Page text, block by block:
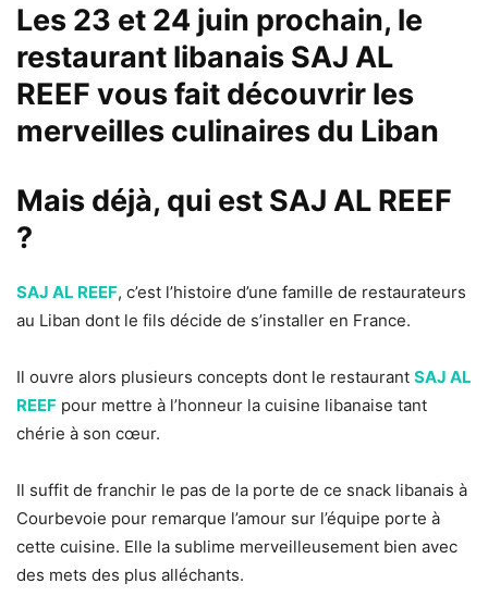
Les 23 et 24 juin prochain, le
restaurant libanais SAJ AL
REEF vous fait découvrir les
merveilles culinaires du Liban
Mais déjà, qui est SAJ AL REEF
?
SAJ AL REEF, c’est l’histoire d’une famille de restaurateurs
au Liban dont le fils décide de s’installer en France.
Il ouvre alors plusieurs concepts dont le restaurant SAJ AL
REEF pour mettre à l’honneur la cuisine libanaise tant
chérie à son cœur.
Il suffit de franchir le pas de la porte de ce snack libanais à
Courbevoie pour remarque l’amour sur l’équipe porte à
cette cuisine. Elle la sublime merveilleusement bien avec
des mets des plus alléchants.